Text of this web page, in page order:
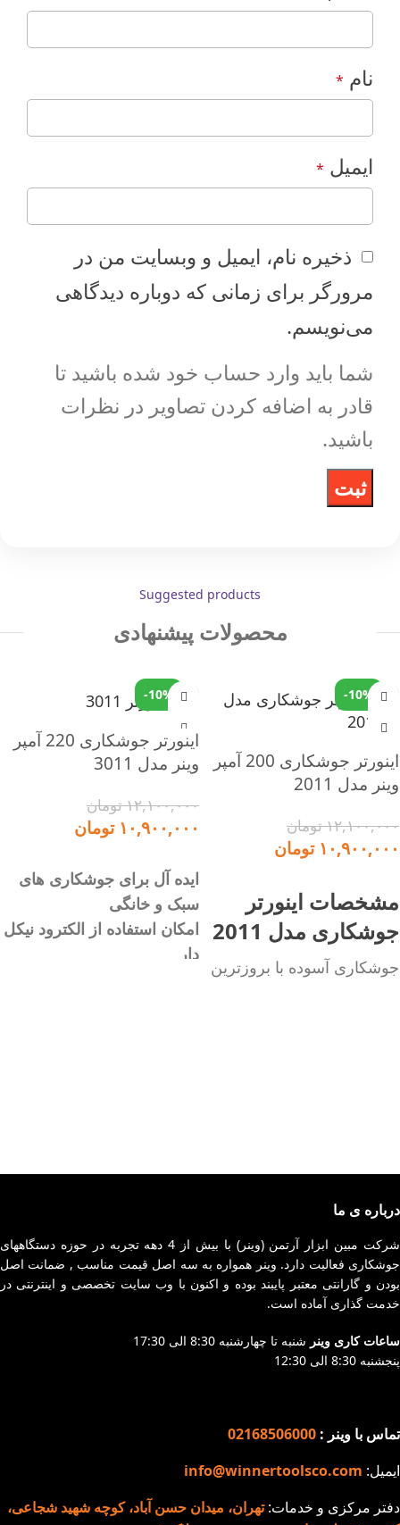
نام *
ایمیل *
ذخیره نام، ایمیل و وبسایت من در
مرورگر برای زمانی که دوباره دیدگاهی
می‌نویسم.
شما باید وارد حساب خود شده باشید تا
قادر به اضافه کردن تصاویر در نظرات
باشید.
Suggested products
محصولات پیشنهادی
-10%
اینورتر جوشکاری 200 آمپر
وینر مدل 2011
۱۲,۱۰۰,۰۰۰تومان
۱۰,۹۰۰,۰۰۰ تومان
مشخصات اینورتر
جوشکاری مدل 2011
جوشکاری آسوده با بروزترین
سیستم روز دنیا (IGBT)
طراحی خاص و منحصر به
فرد
صفحه نمایش دیجیتال قابل
تنظیم قبل از جوشکاری
مناسب برای جوشکاری آهن و
انواع فولاد (کم کربن و
مدار در برابر نوسانات برق و
جلوگیری از برق گرفتگی
سیستم خنک کننده قدرتمند
-10%
اینورتر جوشکاری 220 آمپر
وینر مدل 3011
۱۲,۱۰۰,۰۰۰تومان
۱۰,۹۰۰,۰۰۰ تومان
ایده آل برای جوشکاری های
سبک و خانگی
امکان استفاده از الکترود نیکل
دار
عمومی
متوسط)
مناسب برای جوشکاری در
تنظیم قبل از جوشکاری
درباره ی ما
شرکت مبین ابزار آرتمن (وینر) با بیش از 4 دهه تجربه در حوزه دستگاههای
جوشکاری فعالیت دارد. وینر همواره به سه اصل قیمت مناسب , ضمانت اصل
بودن و گارانتی معتبر پایبند بوده و اکنون با وب سایت تخصصی و اینترنتی در
خدمت گذاری آماده است.
ساعات کاری وینر شنبه تا چهارشنبه 8:30 الی 17:30
پنجشنبه 8:30 الی 12:30
تماس با وینر : 02168506000
ایمیل: info@winnertoolsco.com
دفتر مرکزی و خدمات:تهران، میدان حسن آباد، کوچه شهید شجاعی،